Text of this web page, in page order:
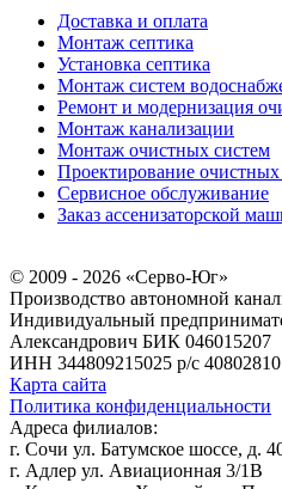
Доставка и оплата
Монтаж септика
Установка септика
Монтаж систем
Ремонт и модернизация
Монтаж канализации
Монтаж очистных систем
Проектирование
Сервисное обслуживание
Заказ ассенизаторской
© 2009 - 2026 «Серво-Юг»
Производство автономной
Индивидуальный
Александрович БИК 046015207
ИНН 344809215025 р/с
Карта сайта
Политика конфиденциальности
Адреса филиалов:
г. Сочи ул. Батумское шоссе, д.
г. Адлер ул. Авиационная 3/1В